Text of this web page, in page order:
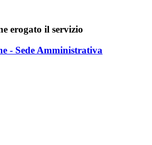
erogato il servizio
- Sede Amministrativa